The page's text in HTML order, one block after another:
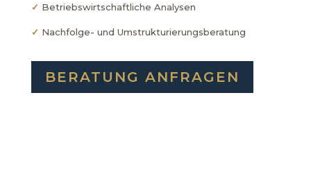
✓ Betriebswirtschaftliche Analysen
✓ Nachfolge- und Umstrukturierungsberatung
BERATUNG ANFRAGEN